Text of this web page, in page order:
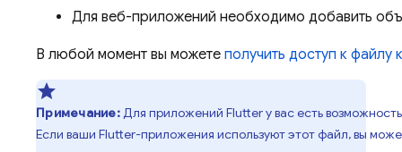
Для веб-приложений необходимо добавить
В любой момент вы можете получить доступ к файлу
Примечание:Для приложений Flutter у вас есть
Если ваши Flutter-приложения используют этот файл, вы